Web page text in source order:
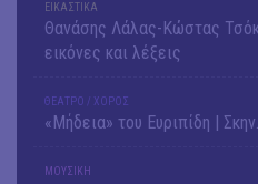
ΕΙΚΑΣΤΙΚΑ
Θανάσης Λάλας-Κώστας
εικόνες και λέξεις
ΘΕΑΤΡΟ / ΧΟΡΟΣ
«Μήδεια» του Ευριπίδη |
ΜΟΥΣΙΚΗ